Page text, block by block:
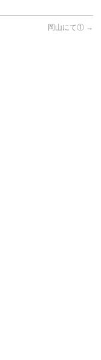
岡山にて① →